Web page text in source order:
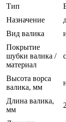
Тип
Назначение
Вид валика
Покрытие
шубки валика /
материал
Высота ворса
валика, мм
Длина валика,
мм